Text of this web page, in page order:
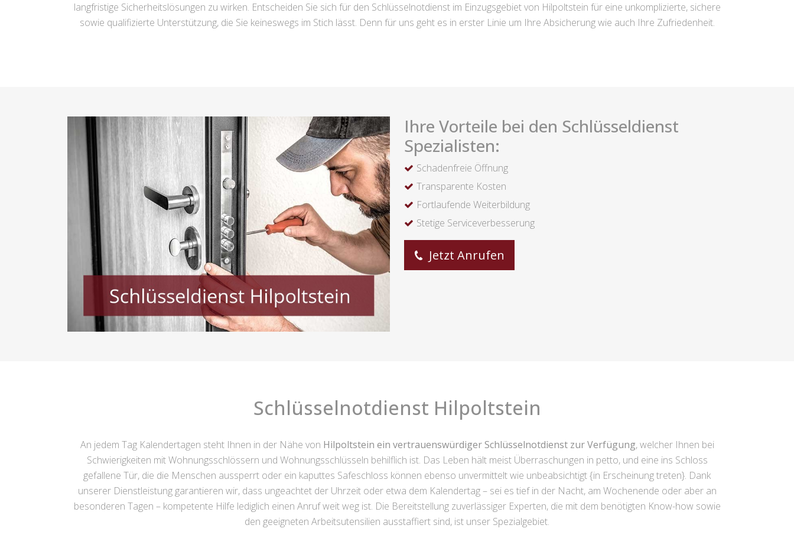
langfristige Sicherheitslösungen zu wirken. Entscheiden Sie sich für den Schlüsselnotdienst im Einzugsgebiet von Hilpoltstein für eine unkomplizierte, sichere
sowie qualifizierte Unterstützung, die Sie keineswegs im Stich lässt. Denn für uns geht es in erster Linie um Ihre Absicherung wie auch Ihre Zufriedenheit.
Ihre Vorteile bei den Schlüsseldienst
Spezialisten:
Schadenfreie Öffnung
Transparente Kosten
Fortlaufende Weiterbildung
Stetige Serviceverbesserung
Jetzt Anrufen
Schlüsselnotdienst Hilpoltstein
An jedem Tag Kalendertagen steht Ihnen in der Nähe von Hilpoltstein ein vertrauenswürdiger Schlüsselnotdienst zur Verfügung, welcher Ihnen bei
Schwierigkeiten mit Wohnungsschlössern und Wohnungsschlüsseln behilflich ist. Das Leben hält meist Überraschungen in petto, und eine ins Schloss
gefallene Tür, die die Menschen aussperrt oder ein kaputtes Safeschloss können ebenso unvermittelt wie unbeabsichtigt {in Erscheinung treten}. Dank
unserer Dienstleistung garantieren wir, dass ungeachtet der Uhrzeit oder etwa dem Kalendertag – sei es tief in der Nacht, am Wochenende oder aber an
besonderen Tagen – kompetente Hilfe lediglich einen Anruf weit weg ist. Die Bereitstellung zuverlässiger Experten, die mit dem benötigten Know-how sowie
den geeigneten Arbeitsutensilien ausstaffiert sind, ist unser Spezialgebiet.